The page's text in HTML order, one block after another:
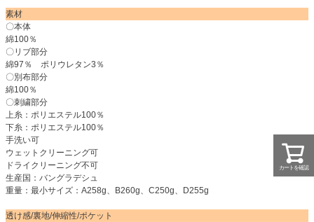
素材
〇本体
綿100％
〇リブ部分
綿97％ ポリウレタン3％
〇別布部分
綿100％
〇刺繍部分
上糸：ポリエステル100％
下糸：ポリエステル100％
手洗い可
ウェットクリーニング可
ドライクリーニング不可
生産国：バングラデシュ
重量：最小サイズ：A258g、B260g、C250g、D255g
透け感/裏地/伸縮性/ポケット
カートを確認